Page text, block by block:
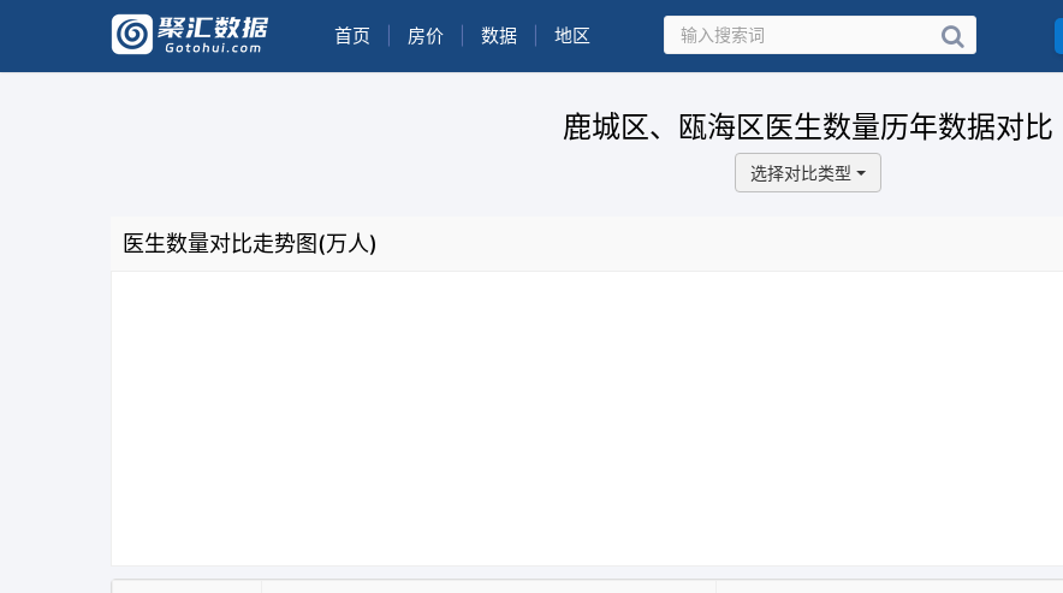
首页 房价 数据 地区
鹿城区、瓯海区医生数量历年数据对比
选择对比类型
医生数量对比走势图(万人)